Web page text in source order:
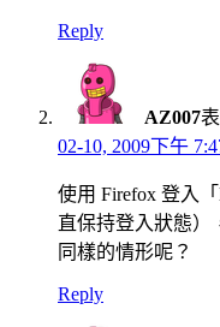
Reply
AZ007
02-10, 2009下午
使用 Firefox 登入
直保持登入狀態）
同樣的情形呢？
Reply